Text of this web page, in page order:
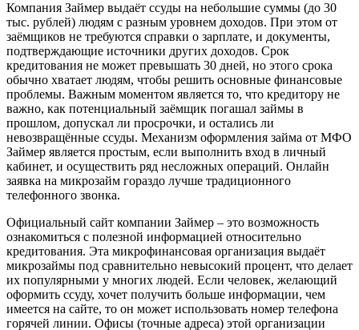
Компания Займер выдаёт ссуды на небольшие суммы (до 30
тыс. рублей) людям с разным уровнем доходов. При этом от
заёмщиков не требуются справки о зарплате, и документы,
подтверждающие источники других доходов. Срок
кредитования не может превышать 30 дней, но этого срока
обычно хватает людям, чтобы решить основные финансовые
проблемы. Важным моментом является то, что кредитору не
важно, как потенциальный заёмщик погашал займы в
прошлом, допускал ли просрочки, и остались ли
невозвращённые ссуды. Механизм оформления займа от МФО
Займер является простым, если выполнить вход в личный
кабинет, и осуществить ряд несложных операций. Онлайн
заявка на микрозайм гораздо лучше традиционного
телефонного звонка.
Официальный сайт компании Займер – это возможность
ознакомиться с полезной информацией относительно
кредитования. Эта микрофинансовая организация выдаёт
микрозаймы под сравнительно невысокий процент, что делает
их популярными у многих людей. Если человек, желающий
оформить ссуду, хочет получить больше информации, чем
имеется на сайте, то он может использовать номер телефона
горячей линии. Офисы (точные адреса) этой организации